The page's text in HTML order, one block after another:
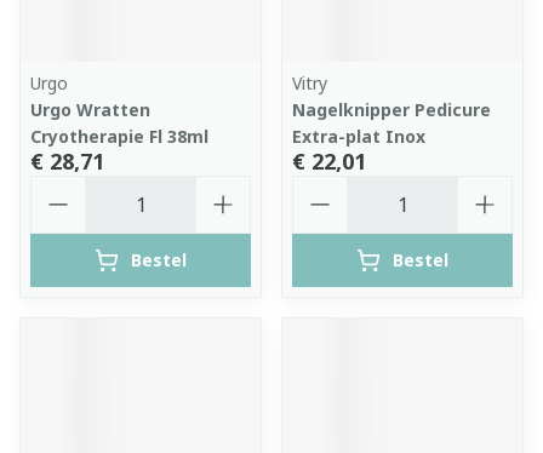
Urgo
Urgo Wratten
Cryotherapie Fl 38ml
€ 28,71
Bestel
Vitry
Nagelknipper Pedicure
Extra-plat Inox
€ 22,01
Bestel